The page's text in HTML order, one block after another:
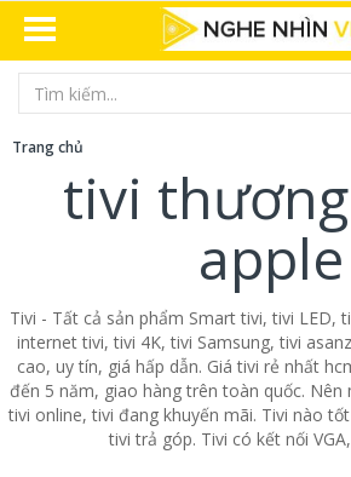
Trang chủ
tivi
apple
Tivi - Tất cả sản phẩm Smart tivi, tivi LED,
internet tivi, tivi 4K, tivi Samsung, tivi
cao, uy tín, giá hấp dẫn. Giá tivi rẻ nhất
đến 5 năm, giao hàng trên toàn quốc. Nên
tivi online, tivi đang khuyến mãi. Tivi nào
tivi trả góp. Tivi có kết nối